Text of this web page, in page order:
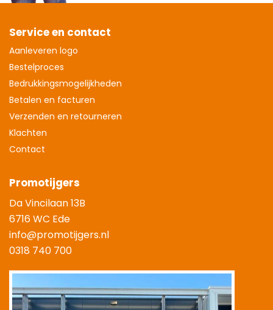
Service en contact
Aanleveren logo
Bestelproces
Bedrukkingsmogelijkheden
Betalen en facturen
Verzenden en retourneren
Klachten
Contact
Promotijgers
Da Vincilaan 13B
6716 WC Ede
info@promotijgers.nl
0318 740 700